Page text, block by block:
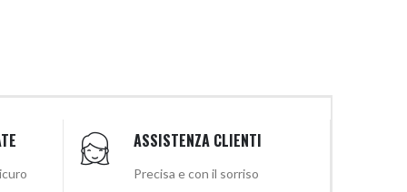
ASSISTENZA CLIENTI
Precisa e con il sorriso